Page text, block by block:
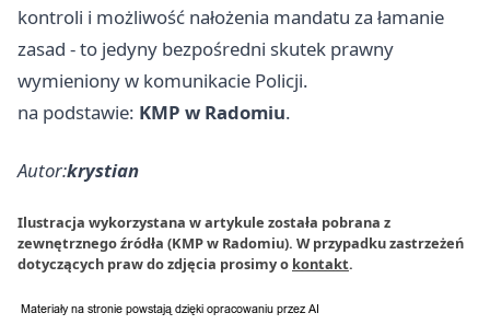
kontroli i możliwość nałożenia mandatu za łamanie
zasad - to jedyny bezpośredni skutek prawny
wymieniony w komunikacie Policji.
na podstawie: KMP w Radomiu.
Autor:krystian
Ilustracja wykorzystana w artykule została pobrana z
zewnętrznego źródła (KMP w Radomiu). W przypadku zastrzeżeń
dotyczących praw do zdjęcia prosimy o kontakt.